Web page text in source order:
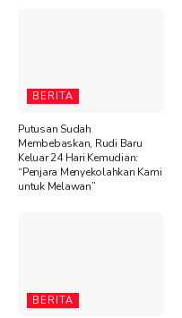
BERITA
Putusan Sudah
Membebaskan, Rudi Baru
Keluar 24 Hari Kemudian:
“Penjara Menyekolahkan Kami
untuk Melawan”
BERITA